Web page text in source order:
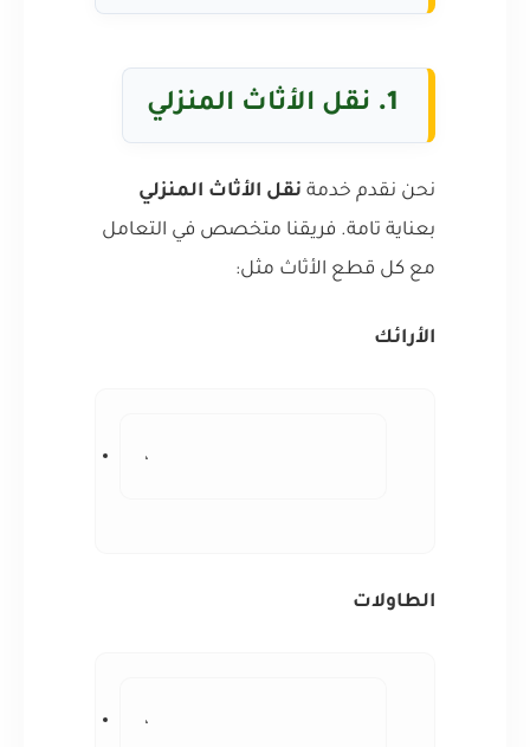
1. نقل الأثاث المنزلي
نحن نقدم خدمة نقل الأثاث المنزلي
بعناية تامة. فريقنا متخصص في التعامل
مع كل قطع الأثاث مثل:
الأرائك
،
الطاولات
،